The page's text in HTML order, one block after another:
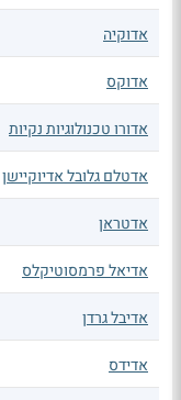
אדוקיה
אדוקס
אדורו טכנולוגיות נקיות
אדטלם גלובל אדיוקיישן
אדטראן
אדיאל פרמסוטיקלס
אדיבל גרדן
אדידס